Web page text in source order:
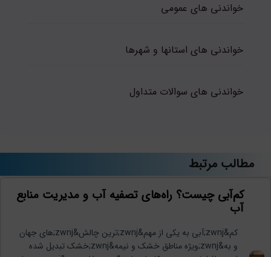
خواندنی های عمومی
خواندنی های استانها و شهرها
خواندنی های سوالات متداول
مطالب مرتبط
کم‌آبی چیست؟ راه‌های تصفیه آب و مدیریت منابع
آب
کم&zwnj;آبی به یکی از مهم&zwnj;ترین چالش&zwnj;های جهان
و به&zwnj;ویژه مناطق خشک و نیمه&zwnj;خشک تبدیل شده